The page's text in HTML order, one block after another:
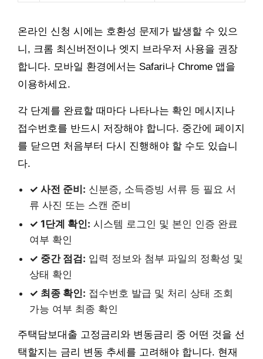
온라인 신청 시에는 호환성 문제가 발생할 수 있으
니, 크롬 최신버전이나 엣지 브라우저 사용을 권장
합니다. 모바일 환경에서는 Safari나 Chrome 앱을
이용하세요.
각 단계를 완료할 때마다 나타나는 확인 메시지나
접수번호를 반드시 저장해야 합니다. 중간에 페이지
를 닫으면 처음부터 다시 진행해야 할 수도 있습니
다.
✓ 사전 준비: 신분증, 소득증빙 서류 등 필요 서
류 사진 또는 스캔 준비
✓ 1단계 확인: 시스템 로그인 및 본인 인증 완료
여부 확인
✓ 중간 점검: 입력 정보와 첨부 파일의 정확성 및
상태 확인
✓ 최종 확인: 접수번호 발급 및 처리 상태 조회
가능 여부 최종 확인
주택담보대출 고정금리와 변동금리 중 어떤 것을 선
택할지는 금리 변동 추세를 고려해야 합니다. 현재